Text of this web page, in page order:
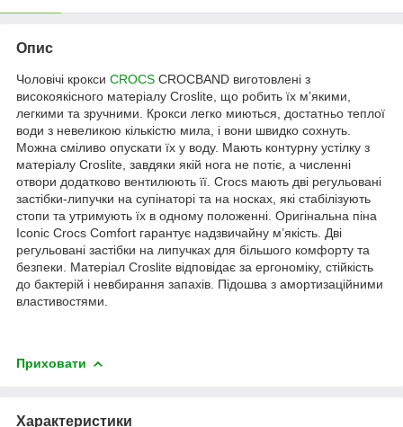
Опис
Чоловічі крокси CROCS CROCBAND виготовлені з
високоякісного матеріалу Croslite, що робить їх м’якими,
легкими та зручними. Крокси легко миються, достатньо теплої
води з невеликою кількістю мила, і вони швидко сохнуть.
Можна сміливо опускати їх у воду. Мають контурну устілку з
матеріалу Croslite, завдяки якій нога не потіє, а численні
отвори додатково вентилюють її. Crocs мають дві регульовані
застібки-липучки на супінаторі та на носках, які стабілізують
стопи та утримують їх в одному положенні. Оригінальна піна
Iconic Crocs Comfort гарантує надзвичайну м’якість. Дві
регульовані застібки на липучках для більшого комфорту та
безпеки. Матеріал Croslite відповідає за ергономіку, стійкість
до бактерій і невбирання запахів. Підошва з амортизаційними
властивостями.
Приховати
Характеристики